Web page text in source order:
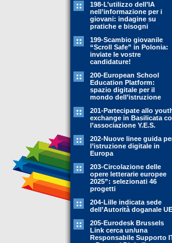
198-L’utilizzo dell’IA
nell’informazione per i
giovani: indagine su
pratiche e bisogni
199-Scambio giovanile
“Scroll Safe” in Polonia:
inviate le vostre
candidature!
200-European School
Education Platform:
spazio digitale per il
mondo dell’istruzione
201-Partecipate allo
exchange in Basilicata
l’associazione Y.E.S.
202-Nuove linee guida
l’istruzione digitale in
Europa
203-Circolazione delle
opere letterarie europee
2025”: selezionati 46
progetti
204-Lille indicata sede
dell’Autorità doganale UE
205-Eurodesk Brussels
Link cerca un/una
Responsabile Supporto